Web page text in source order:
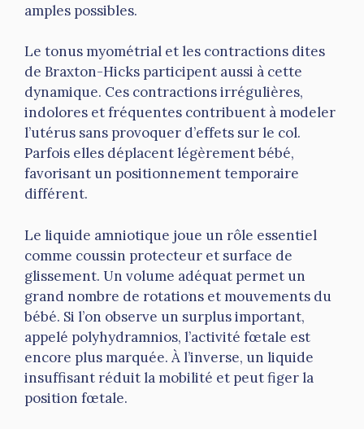
amples possibles.
Le tonus myométrial et les contractions dites
de Braxton-Hicks participent aussi à cette
dynamique. Ces contractions irrégulières,
indolores et fréquentes contribuent à modeler
l’utérus sans provoquer d’effets sur le col.
Parfois elles déplacent légèrement bébé,
favorisant un positionnement temporaire
différent.
Le liquide amniotique joue un rôle essentiel
comme coussin protecteur et surface de
glissement. Un volume adéquat permet un
grand nombre de rotations et mouvements du
bébé. Si l’on observe un surplus important,
appelé polyhydramnios, l’activité fœtale est
encore plus marquée. À l’inverse, un liquide
insuffisant réduit la mobilité et peut figer la
position fœtale.